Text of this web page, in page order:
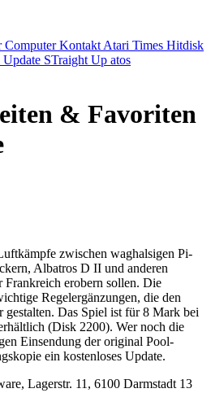
Computer Kontakt Atari Times Hitdisk
STraight Up atos
& Favoriten
zwischen waghalsigen Pi-
Albatros D II und anderen
erobern sollen. Die
Regelergänzungen, die den
gestalten. Das Spiel ist für 8 Mark bei
(Disk 2200). Wer noch die
Einsendung der original Pool-
ein kostenloses Update.
Lagerstr. 11, 6100 Darmstadt 13